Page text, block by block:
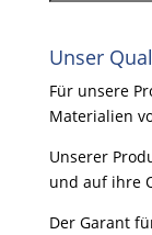
Unser
Für unsere
Materialien
Unserer
und auf ihre
Der Garant